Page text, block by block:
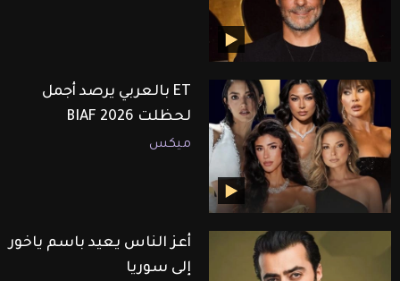
ET بالعربي يرصد أجمل
لحظلت BIAF 2026
ميكس
أعز الناس يعيد باسم ياخور
إلى سوريا